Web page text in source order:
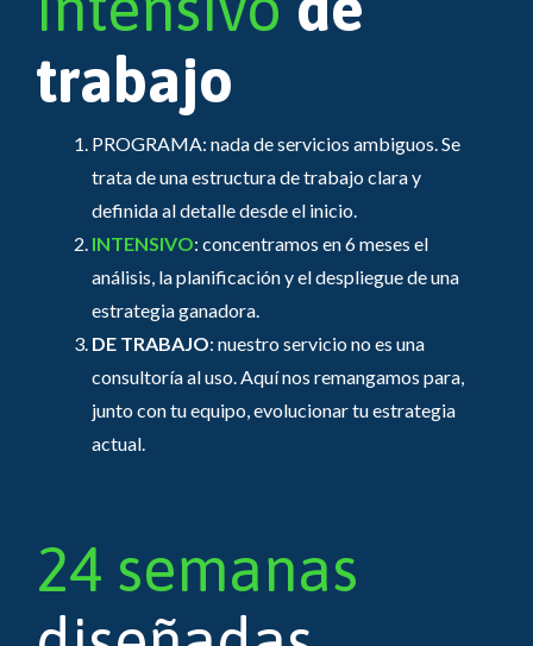
trabajo
PROGRAMA: nada de servicios ambiguos. Se
trata de una estructura de trabajo clara y
definida al detalle desde el inicio.
INTENSIVO: concentramos en 6 meses el
análisis, la planificación y el despliegue de una
estrategia ganadora.
DE TRABAJO: nuestro servicio no es una
consultoría al uso. Aquí nos remangamos para,
junto con tu equipo, evolucionar tu estrategia
actual.
24 semanas